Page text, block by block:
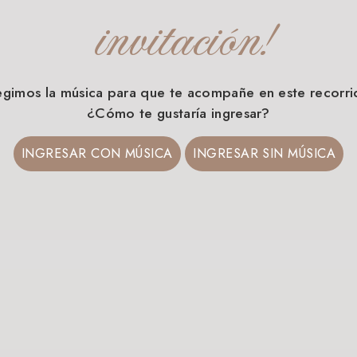
invitación!
la música para que te acompañe en este
¿Cómo te gustaría ingresar?
INGRESAR CON MÚSICA INGRESAR SIN MÚSICA